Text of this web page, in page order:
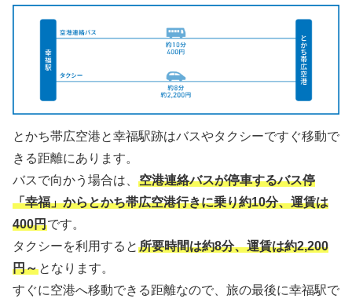
とかち帯広空港と幸福駅跡はバスやタクシーですぐ移動で
きる距離にあります。
バスで向かう場合は、 空港連絡バスが停車するバス停
「幸福」からとかち帯広空港行きに乗り約10分、運賃は
400円です。
タクシーを利用すると 所要時間は約8分、運賃は約2,200
円～となります。
すぐに空港へ移動できる距離なので、旅の最後に幸福駅で